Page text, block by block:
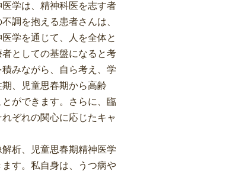
学は、精神科医を志す者
調を抱える患者さんは、
学を通じて、人を全体と
としての基盤になると考
みながら、自ら考え、学
、児童思春期から高齢
ができます。さらに、臨
ぞれの関心に応じたキャ
析、児童思春期精神医学
す。私自身は、うつ病や